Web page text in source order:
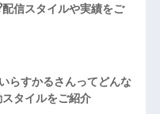
信スタイルや実績をご
らすかるさんってどんな
タイルをご紹介